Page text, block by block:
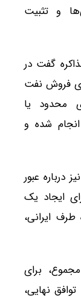
و تثبیت
گفت در
فروش نفت
محدود یا
شده و
درباره عبور
ایجاد یک
ایرانی،
برای
نهایی،